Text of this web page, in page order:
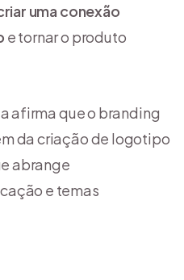
uma conexão
e tornar o produto
afirma que o branding
da criação de logotipo
abrange
e temas